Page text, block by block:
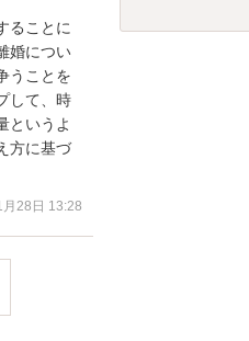
ることに
婚につい
うことを
して、時
というよ
方に基づ
28日 13:28